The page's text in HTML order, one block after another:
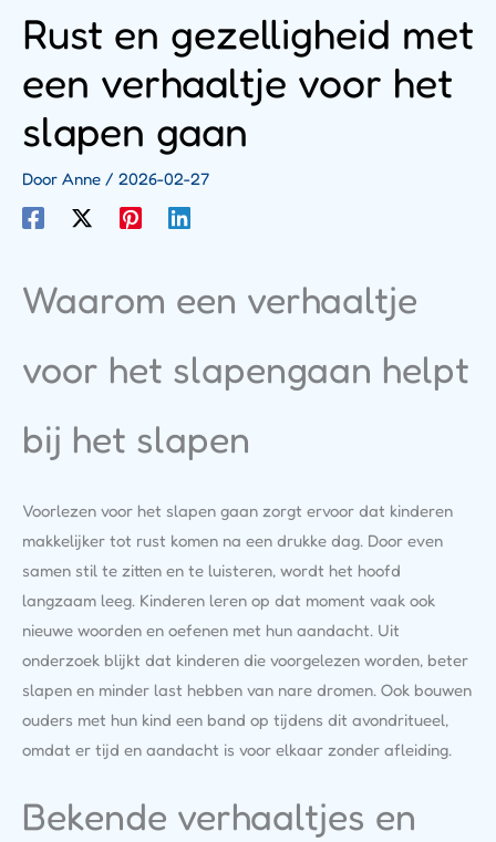
Rust en gezelligheid met
een verhaaltje voor het
slapen gaan
Door Anne / 2026-02-27
Waarom een verhaaltje
voor het slapengaan helpt
bij het slapen
Voorlezen voor het slapen gaan zorgt ervoor dat kinderen
makkelijker tot rust komen na een drukke dag. Door even
samen stil te zitten en te luisteren, wordt het hoofd
langzaam leeg. Kinderen leren op dat moment vaak ook
nieuwe woorden en oefenen met hun aandacht. Uit
onderzoek blijkt dat kinderen die voorgelezen worden, beter
slapen en minder last hebben van nare dromen. Ook bouwen
ouders met hun kind een band op tijdens dit avondritueel,
omdat er tijd en aandacht is voor elkaar zonder afleiding.
Bekende verhaaltjes en